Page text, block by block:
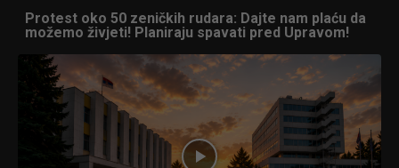
Protest oko 50 zeničkih rudara: Dajte nam plaću da
možemo živjeti! Planiraju spavati pred Upravom!